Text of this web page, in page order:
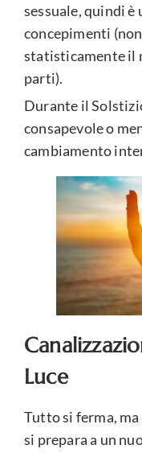
sessuale, quindi
concepimenti
statisticamente il
parti).
Durante il
consapevole o
cambiamento
Luce
Tutto si ferma,
si prepara a un